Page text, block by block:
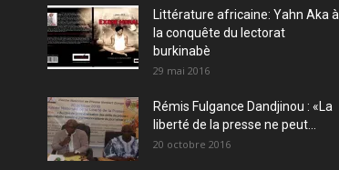
Littérature africaine: Yahn Aka à
la conquête du lectorat
burkinabè
29 mai 2016
Rémis Fulgance Dandjinou : «La
liberté de la presse ne peut...
20 octobre 2016